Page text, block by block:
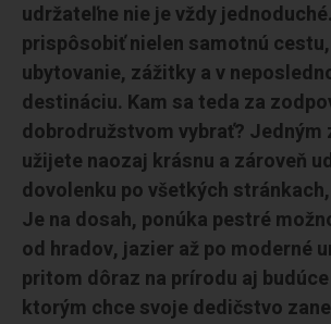
udržateľne nie je vždy
prispôsobiť nielen samotnú
ubytovanie, zážitky a v
destináciu. Kam sa teda za
dobrodružstvom vybrať? Jedným
užijete naozaj krásnu a zároveň
dovolenku po všetkých
Je na dosah, ponúka pestré
od hradov, jazier až po moderné
pritom dôraz na prírodu aj
ktorým chce svoje dedičstvo